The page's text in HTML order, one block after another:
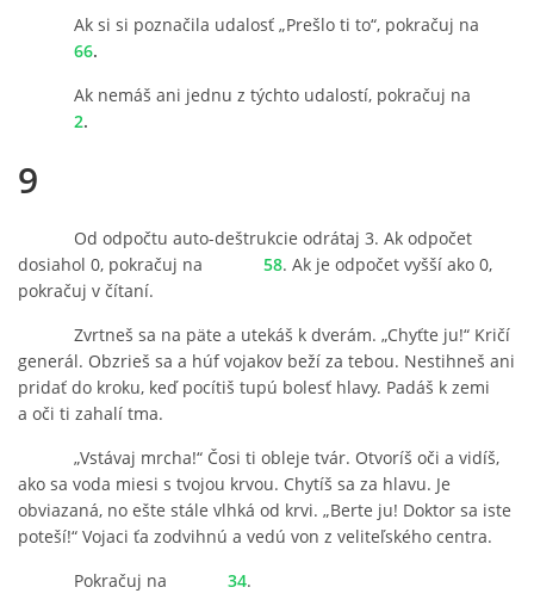
Ak si si poznačila udalosť „Prešlo ti to“, pokračuj na
66.
Ak nemáš ani jednu z týchto udalostí, pokračuj na
2.
9
Od odpočtu auto-deštrukcie odrátaj 3. Ak odpočet
dosiahol 0, pokračuj na
58. Ak je odpočet vyšší ako 0,
pokračuj v čítaní.
Zvrtneš sa na päte a utekáš k dverám. „Chyťte ju!“ Kričí
generál. Obzrieš sa a húf vojakov beží za tebou. Nestihneš ani
pridať do kroku, keď pocítiš tupú bolesť hlavy. Padáš k zemi
a oči ti zahalí tma.
„Vstávaj mrcha!“ Čosi ti obleje tvár. Otvoríš oči a vidíš,
ako sa voda miesi s tvojou krvou. Chytíš sa za hlavu. Je
obviazaná, no ešte stále vlhká od krvi. „Berte ju! Doktor sa iste
poteší!“ Vojaci ťa zodvihnú a vedú von z veliteľského centra.
Pokračuj na
34.